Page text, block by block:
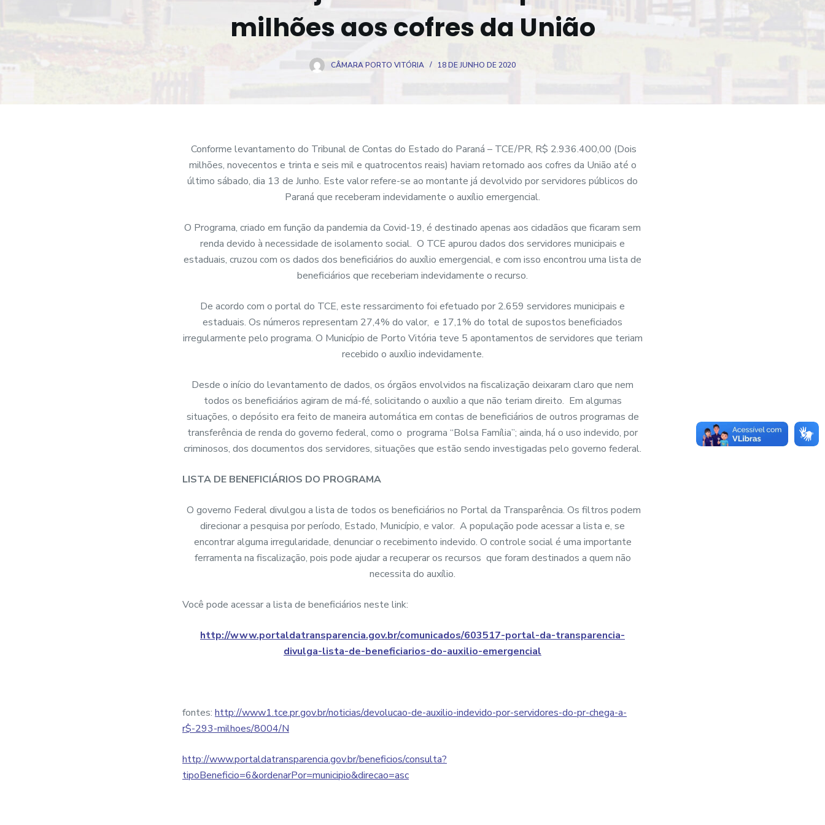
milhões aos cofres da União
CÂMARA PORTO VITÓRIA 18 DE JUNHO DE 2020
Conforme levantamento do Tribunal de Contas do Estado do Paraná – TCE/PR, R$ 2.936.400,00 (Dois
milhões, novecentos e trinta e seis mil e quatrocentos reais) haviam retornado aos cofres da União até o
último sábado, dia 13 de Junho. Este valor refere-se ao montante já devolvido por servidores públicos do
Paraná que receberam indevidamente o auxílio emergencial.
O Programa, criado em função da pandemia da Covid-19, é destinado apenas aos cidadãos que ficaram sem
renda devido à necessidade de isolamento social. O TCE apurou dados dos servidores municipais e
estaduais, cruzou com os dados dos beneficiários do auxílio emergencial, e com isso encontrou uma lista de
beneficiários que receberiam indevidamente o recurso.
De acordo com o portal do TCE, este ressarcimento foi efetuado por 2.659 servidores municipais e
estaduais. Os números representam 27,4% do valor, e 17,1% do total de supostos beneficiados
irregularmente pelo programa. O Município de Porto Vitória teve 5 apontamentos de servidores que teriam
recebido o auxílio indevidamente.
Desde o início do levantamento de dados, os órgãos envolvidos na fiscalização deixaram claro que nem
todos os beneficiários agiram de má-fé, solicitando o auxílio a que não teriam direito. Em algumas
situações, o depósito era feito de maneira automática em contas de beneficiários de outros programas de
transferência de renda do governo federal, como o programa “Bolsa Família”; ainda, há o uso indevido, por
criminosos, dos documentos dos servidores, situações que estão sendo investigadas pelo governo federal.
LISTA DE BENEFICIÁRIOS DO PROGRAMA
O governo Federal divulgou a lista de todos os beneficiários no Portal da Transparência. Os filtros podem
direcionar a pesquisa por período, Estado, Município, e valor. A população pode acessar a lista e, se
encontrar alguma irregularidade, denunciar o recebimento indevido. O controle social é uma importante
ferramenta na fiscalização, pois pode ajudar a recuperar os recursos que foram destinados a quem não
necessita do auxílio.
Você pode acessar a lista de beneficiários neste link:
http://www.portaldatransparencia.gov.br/comunicados/603517-portal-da-transparencia-
divulga-lista-de-beneficiarios-do-auxilio-emergencial
fontes: http://www1.tce.pr.gov.br/noticias/devolucao-de-auxilio-indevido-por-servidores-do-pr-chega-a-
r$-293-milhoes/8004/N
http://www.portaldatransparencia.gov.br/beneficios/consulta?
tipoBeneficio=6&ordenarPor=municipio&direcao=asc